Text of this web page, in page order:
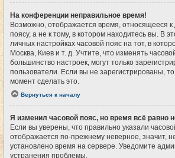
На конференции неправильное время!
Возможно, отображается время, относящееся к
поясу, а не к тому, в котором находитесь вы. В
личных настройках часовой пояс на тот, в
Москва, Киев и т. д. Учтите, что изменять
большинство настроек, могут только
пользователи. Если вы не зарегистрированы,
момент сделать это.
Вернуться к началу
Я изменил часовой пояс, но время всё равно
Если вы уверены, что правильно указали
отображается по-прежнему неверное, значит,
установлено время на сервере. Уведомите
устранения проблемы.